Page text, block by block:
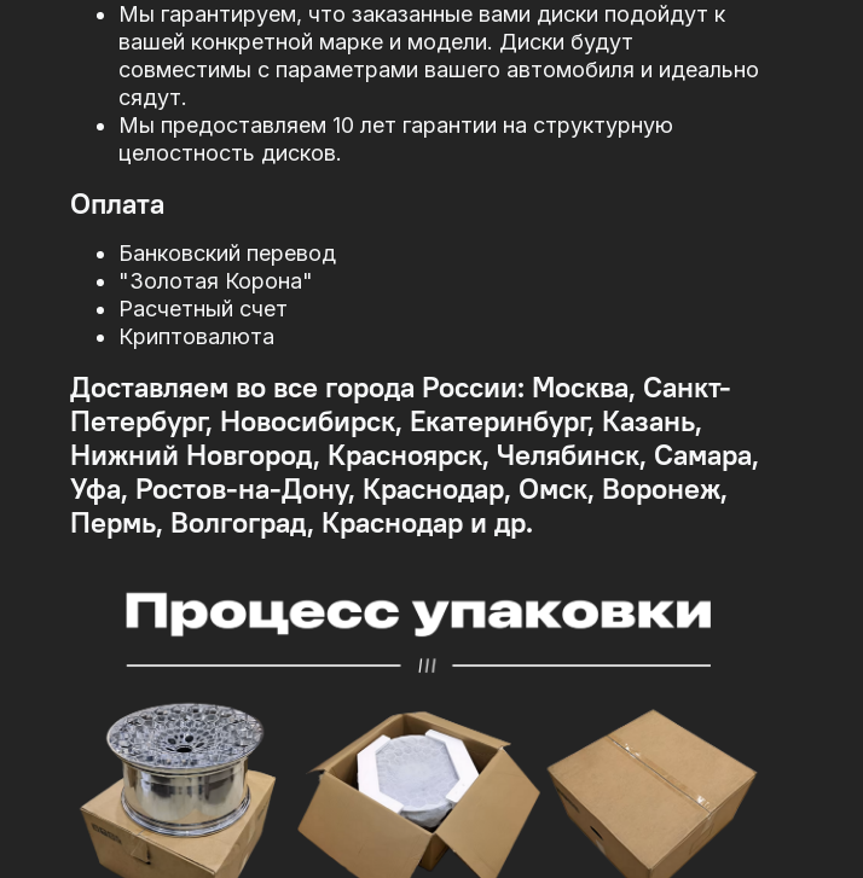
Мы гарантируем, что заказанные вами диски подойдут к
вашей конкретной марке и модели. Диски будут
совместимы с параметрами вашего автомобиля и идеально
сядут.
Мы предоставляем 10 лет гарантии на структурную
целостность дисков.
Оплата
Банковский перевод
"Золотая Корона"
Расчетный счет
Криптовалюта
Доставляем во все города России: Москва, Санкт-
Петербург, Новосибирск, Екатеринбург, Казань,
Нижний Новгород, Красноярск, Челябинск, Самара,
Уфа, Ростов-на-Дону, Краснодар, Омск, Воронеж,
Пермь, Волгоград, Краснодар и др.